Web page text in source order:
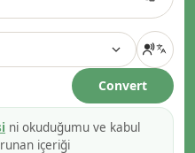
Convert
ni okuduğumu ve kabul
içeriği